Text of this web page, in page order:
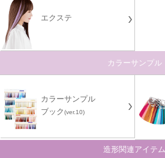
エクステ
カラーサンプル
カラーサンプル
ブック(ver.10)
造形関連アイテム